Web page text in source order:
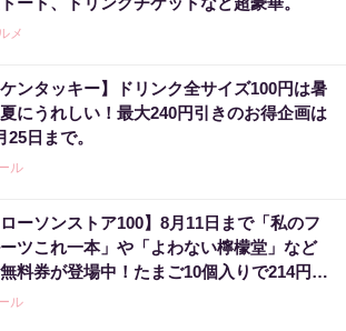
メ
ケンタッキー】ドリンク全サイズ100円は暑
にうれしい！最大240円引きのお得企画は
25日まで。
ル
ローソンストア100】8月11日まで「私のフ
ツこれ一本」や「よわない檸檬堂」など
料券が登場中！たまご10個入りで214円な
お得企画も見逃せない。
ル